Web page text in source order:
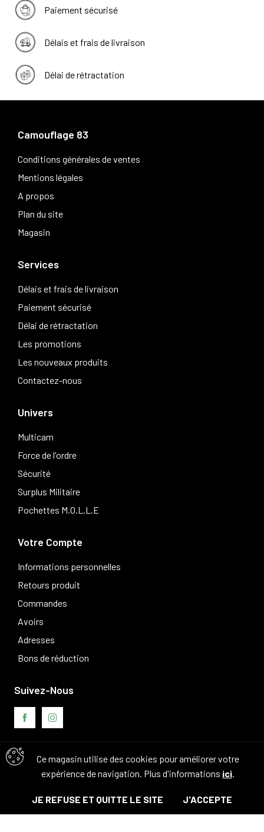
Paiement sécurisé
Délais et frais de livraison
Délai de rétractation
Camouflage 83
Conditions générales de ventes
Mentions légales
A propos
Plan du site
Magasin
Services
Délais et frais de livraison
Paiement sécurisé
Délai de rétractation
Les promotions
Les nouveaux produits
Contactez-nous
Univers
Multicam
Force de l'ordre
Sécurité
Surplus Militaire
Pochettes M.O.L.L.E
Votre Compte
Informations personnelles
Retours produit
Commandes
Avoirs
Adresses
Bons de réduction
Ce magasin utilise des cookies pour améliorer votre
expérience de navigation. Plus d'informations ici.
JE REFUSE ET QUITTE LE SITE J'ACCEPTE
Suivez-Nous
Avis clients
© Tous droits réservés. 2026 - Camouflage 83